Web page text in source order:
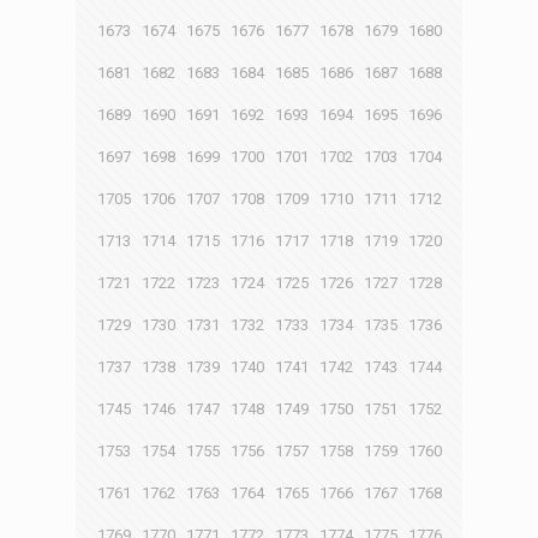
1673 1674 1675 1676 1677 1678 1679 1680
1681 1682 1683 1684 1685 1686 1687 1688
1689 1690 1691 1692 1693 1694 1695 1696
1697 1698 1699 1700 1701 1702 1703 1704
1705 1706 1707 1708 1709 1710 1711 1712
1713 1714 1715 1716 1717 1718 1719 1720
1721 1722 1723 1724 1725 1726 1727 1728
1729 1730 1731 1732 1733 1734 1735 1736
1737 1738 1739 1740 1741 1742 1743 1744
1745 1746 1747 1748 1749 1750 1751 1752
1753 1754 1755 1756 1757 1758 1759 1760
1761 1762 1763 1764 1765 1766 1767 1768